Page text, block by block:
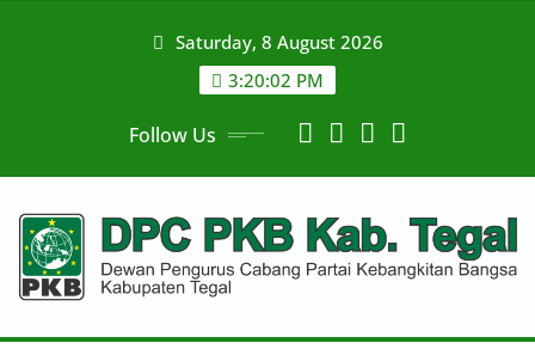
Saturday, 8 August 2026
3:20:02 PM
Follow Us